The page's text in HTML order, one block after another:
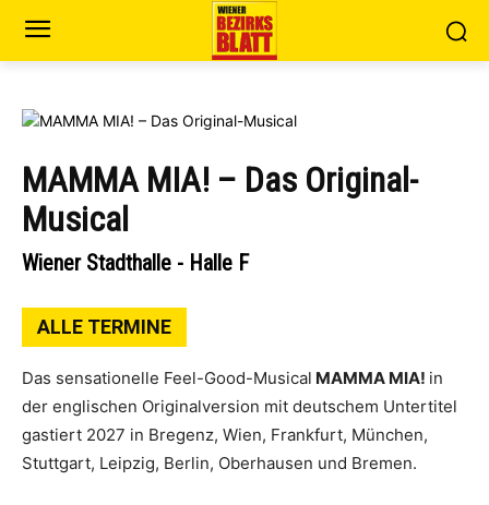
MAMMA MIA! – Das Original-
Musical
Wiener Stadthalle - Halle F
ALLE TERMINE
Das sensationelle Feel-Good-Musical MAMMA MIA! in
der englischen Originalversion mit deutschem Untertitel
gastiert 2027 in Bregenz, Wien, Frankfurt, München,
Stuttgart, Leipzig, Berlin, Oberhausen und Bremen.